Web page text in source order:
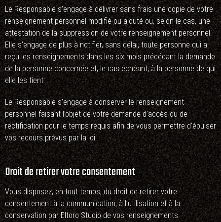
Le Responsable s’engage à délivrer sans frais une copie de votre
renseignement personnel modifié ou ajouté ou, selon le cas, une
attestation de la suppression de votre renseignement personnel.
Elle s’engage de plus à notifier, sans délai, toute personne qui a
reçu les renseignements dans les six mois précédant la demande
de la personne concernée et, le cas échéant, à la personne de qui
elle les tient.
Le Responsable s’engage à conserver le renseignement
personnel faisant l’objet de votre demande d’accès ou de
rectification pour le temps requis afin de vous permettre d’épuiser
vos recours prévus par la loi.
Droit de retirer votre consentement
Vous disposez, en tout temps, du droit de retirer votre
consentement à la communication, à l’utilisation et à la
conservation par Eltoro Studio de vos renseignements